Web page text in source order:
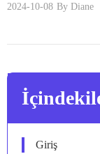
2024-10-08 By Diane
Giriş